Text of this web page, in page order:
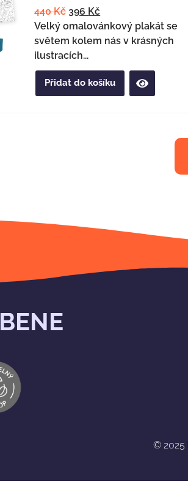
440Kč 396 Kč
Velký omalovánkový plakát se
světem kolem nás v krásných
ilustracích...
Přidat do košíku
BENE
© 2025